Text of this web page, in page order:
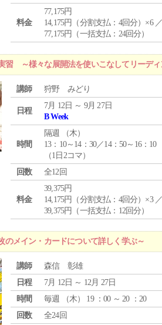
料金
77,175円
14,175円（分割支払：4回分）×6
77,175円（一括支払：24回分）
習 ～様々な展開法を使いこなしてリーディ
講師 狩野 みどり
日程
7月 12日 ～ 9月 27日
B Week
時間
隔週 （木）
13：10～14：30／14：50～16：10
（1日2コマ）
回数
全12回
料金
39,375円
14,175円（分割支払：4回分）×3
39,375円（一括支払：12回分）
メイン・カードについて詳しく学ぶ～
講師
森信 彰雄
日程
7月 12日 ～ 12月 27日
時間
毎週 （木） 19 ：00 ～ 20 ：20
回数
全24回